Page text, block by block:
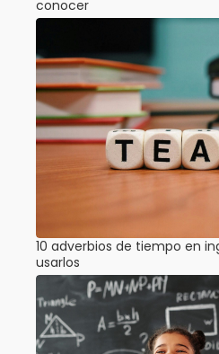
conocer
10 adverbios de tiempo en
usarlos